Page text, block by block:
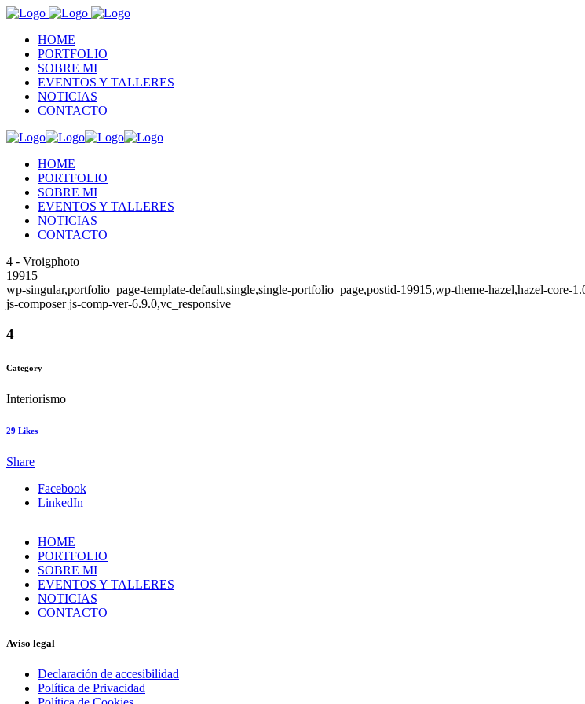
HOME
PORTFOLIO
SOBRE MI
EVENTOS Y TALLERES
NOTICIAS
CONTACTO
HOME
PORTFOLIO
SOBRE MI
EVENTOS Y TALLERES
NOTICIAS
CONTACTO
4 - Vroigphoto
19915
wp-singular,portfolio_page-template-default,single,single-portfolio_page,postid-19915,wp-theme-hazel,hazel-core-
js-composer js-comp-ver-6.9.0,vc_responsive
4
Category
Interiorismo
29 Likes
Share
Facebook
LinkedIn
HOME
PORTFOLIO
SOBRE MI
EVENTOS Y TALLERES
NOTICIAS
CONTACTO
Aviso legal
Declaración de accesibilidad
Política de Privacidad